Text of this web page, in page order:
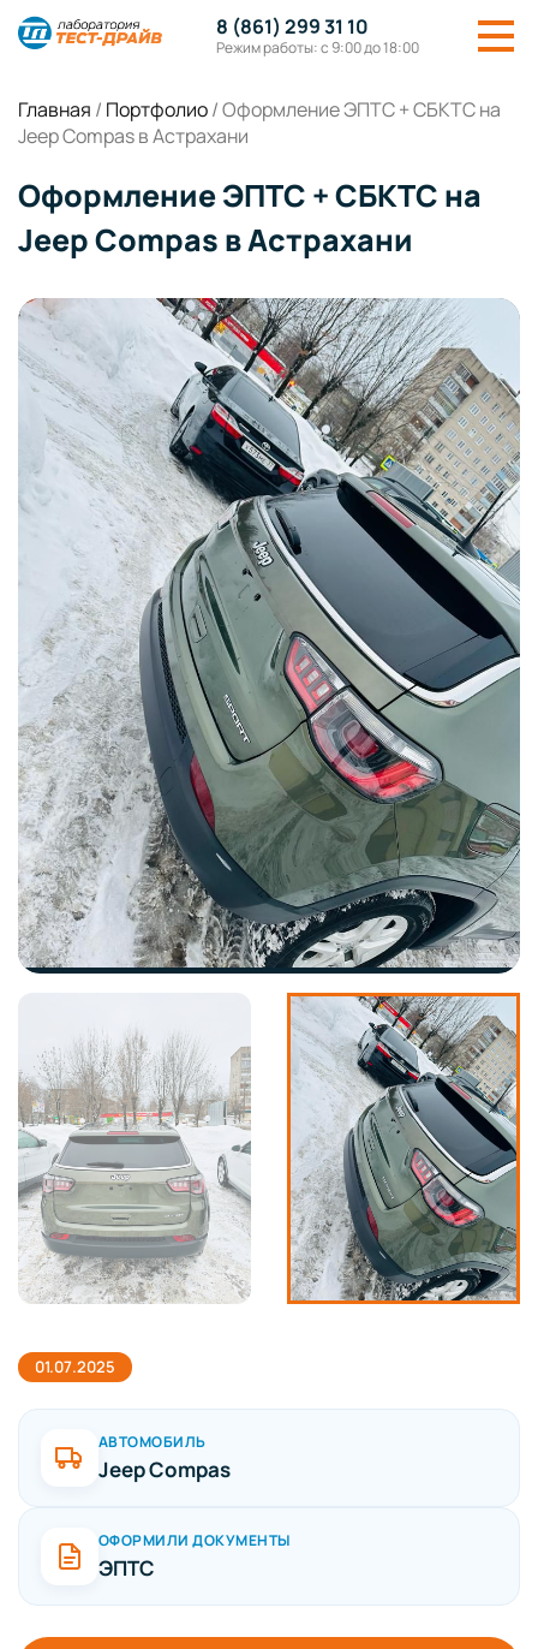
8 (861) 299 31 10
Режим работы: с 9:00 до 18:00
Главная / Портфолио/Оформление ЭПТС + СБКТС на
Jeep Compas в Астрахани
Оформление ЭПТС + СБКТС на
Jeep Compas в Астрахани
01.07.2025
АВТОМОБИЛЬ
Jeep Compas
ОФОРМИЛИ ДОКУМЕНТЫ
ЭПТС